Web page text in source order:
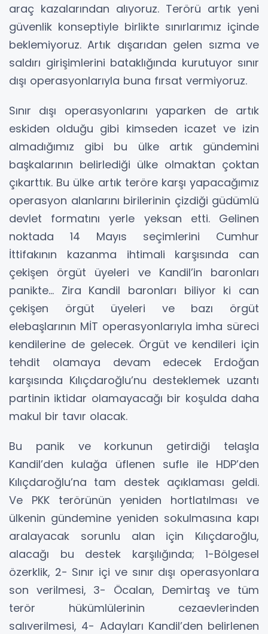
araç kazalarından alıyoruz. Terörü artık yeni
güvenlik konseptiyle birlikte sınırlarımız içinde
beklemiyoruz. Artık dışarıdan gelen sızma ve
saldırı girişimlerini bataklığında kurutuyor sınır
dışı operasyonlarıyla buna fırsat vermiyoruz.
Sınır dışı operasyonlarını yaparken de artık
eskiden olduğu gibi kimseden icazet ve izin
almadığımız gibi bu ülke artık gündemini
başkalarının belirlediği ülke olmaktan çoktan
çıkarttık. Bu ülke artık teröre karşı yapacağımız
operasyon alanlarını birilerinin çizdiği güdümlü
devlet formatını yerle yeksan etti. Gelinen
noktada 14 Mayıs seçimlerini Cumhur
İttifakının kazanma ihtimali karşısında can
çekişen örgüt üyeleri ve Kandil’in baronları
panikte… Zira Kandil baronları biliyor ki can
çekişen örgüt üyeleri ve bazı örgüt
elebaşlarının MİT operasyonlarıyla imha süreci
kendilerine de gelecek. Örgüt ve kendileri için
tehdit olamaya devam edecek Erdoğan
karşısında Kılıçdaroğlu’nu desteklemek uzantı
partinin iktidar olamayacağı bir koşulda daha
makul bir tavır olacak.
Bu panik ve korkunun getirdiği telaşla
Kandil’den kulağa üflenen sufle ile HDP’den
Kılıçdaroğlu’na tam destek açıklaması geldi.
Ve PKK terörünün yeniden hortlatılması ve
ülkenin gündemine yeniden sokulmasına kapı
aralayacak sorunlu alan için Kılıçdaroğlu,
alacağı bu destek karşılığında; 1-Bölgesel
özerklik, 2- Sınır içi ve sınır dışı operasyonlara
son verilmesi, 3- Öcalan, Demirtaş ve tüm
terör hükümlülerinin cezaevlerinden
salıverilmesi, 4- Adayları Kandil’den belirlenen